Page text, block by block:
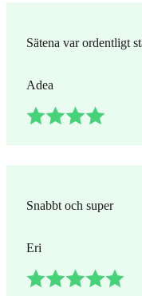
Sätena var ordentligt
Adea
Snabbt och super
Eri